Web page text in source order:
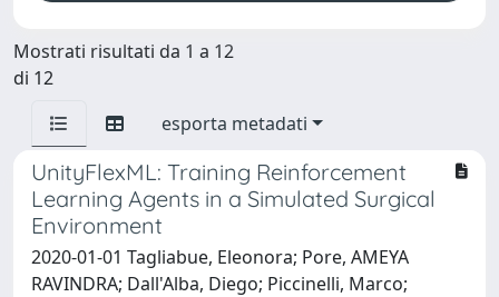
Mostrati risultati da 1 a 12
di 12
esporta metadati
UnityFlexML: Training Reinforcement
Learning Agents in a Simulated Surgical
Environment
2020-01-01 Tagliabue, Eleonora; Pore, AMEYA
RAVINDRA; Dall'Alba, Diego; Piccinelli, Marco;